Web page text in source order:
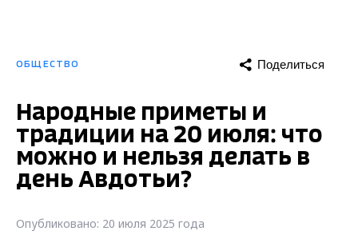
ОБЩЕСТВО Поделиться
Народные приметы и
традиции на 20 июля: что
можно и нельзя делать в
день Авдотьи?
Опубликовано: 20 июля 2025 года